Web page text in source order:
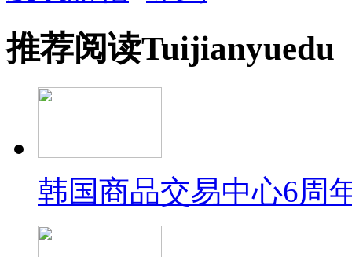
推荐阅读Tuijianyuedu
韩国商品交易中心6周